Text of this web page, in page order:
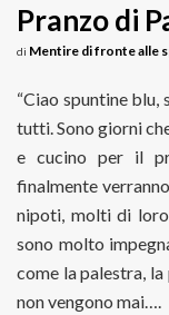
Pranzo di
di Mentire di fronte alle
“Ciao spuntine blu,
tutti. Sono giorni
e cucino per il
finalmente
nipoti, molti di
sono molto
come la palestra, la
non vengono mai….